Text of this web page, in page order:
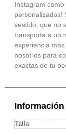
Instagram como
personalizados!
vestido, que no
transporta a un
experiencia
nosotros para
exactas de tu
Talla